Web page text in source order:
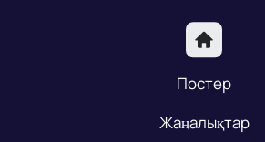
Постер
Жаңалықтар